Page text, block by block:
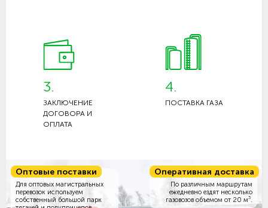
3.
ЗАКЛЮЧЕНИЕ
ДОГОВОРА И
ОПЛАТА
4.
ПОСТАВКА ГАЗА
Оптовые поставки
Для оптовых магистральных
перевозок используем
собственный большой парк
Оперативная доставка
По различным маршрутам
ежедневно ездят несколько
газовозов объемом от 20 м3